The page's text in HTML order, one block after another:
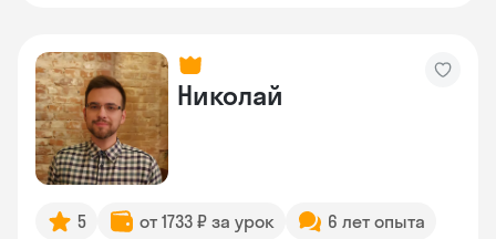
Николай
5 от 1733 ₽ за урок 6 лет опыта